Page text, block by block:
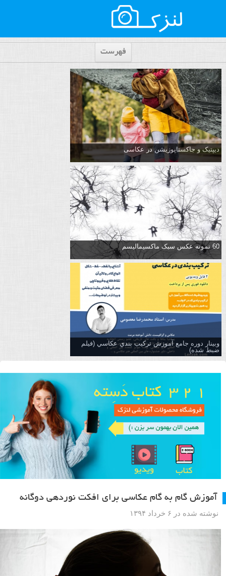
فهرست
دیپتیک و جاکستا‌پوزیشن در عکاسی
60 نمونه عکس سبک ماکسیمالیسم
وبینار دوره جامع آموزش تركيب بندي عكاسي (فیلم
ضبط شده)
آموزش گام به گام عکاسی برای افکت نوردهی دوگانه
نوشته شده در ۶ خرداد ۱۳۹۴